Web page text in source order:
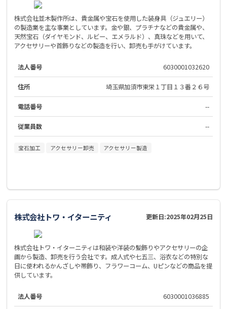
株式会社並木製作所は、貴金属や宝石を使用した装身具（ジュエリー）
の製造業を主な事業としています。金や銀、プラチナなどの貴金属や、
天然宝石（ダイヤモンド、ルビー、エメラルド）、真珠などを用いて、
アクセサリーや首飾りなどの製造を行い、卸売も手がけています。
法人番号 6030001032620
住所 埼玉県加須市東栄１丁目１３番２６号
電話番号 --
従業員数 --
宝石加工 アクセサリー卸売 アクセサリー製造
株式会社トワ・イターニティ 更新日:2025年02月25日
株式会社トワ・イターニティは和装や洋装の髪飾りやアクセサリーの企
画から製造、卸売を行う会社です。成人式や七五三、浴衣などの特別な
日に使われるかんざしや帯飾り、フラワーコーム、Uピンなどの商品を提
供しています。
法人番号 6030001036885